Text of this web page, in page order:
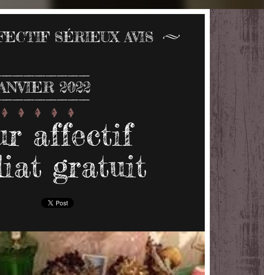
SÉRIEUX AVIS
2022
affectif
gratuit